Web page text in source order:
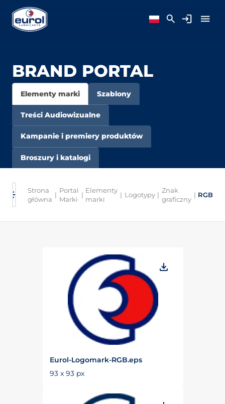
BRAND PORTAL
Elementy marki Szablony
Treści Audiowizualne
Kampanie i premiery produktów
Broszury i katalogi
Strona
główna
|
Portal
Marki
|
Elementy
marki
| Logotypy |
Znak
graficzny
| RGB
Eurol-Logomark-RGB.eps
93 x 93 px